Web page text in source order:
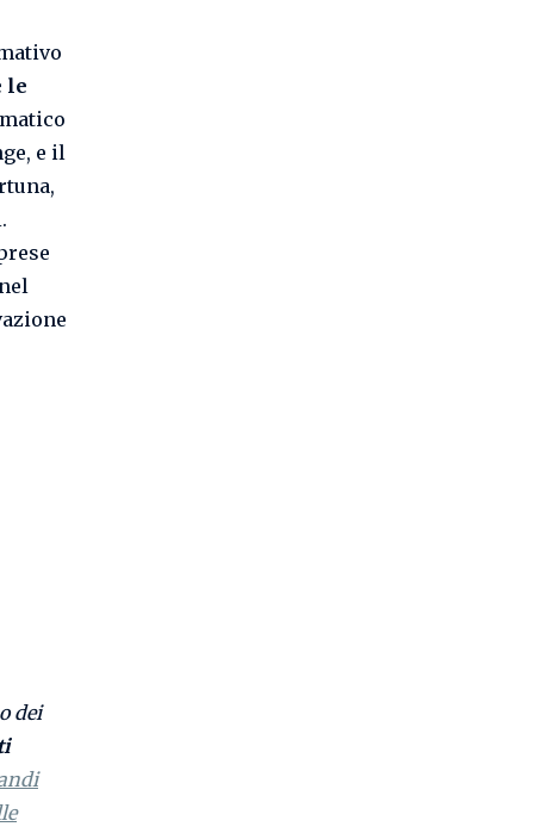
le
e il
dei